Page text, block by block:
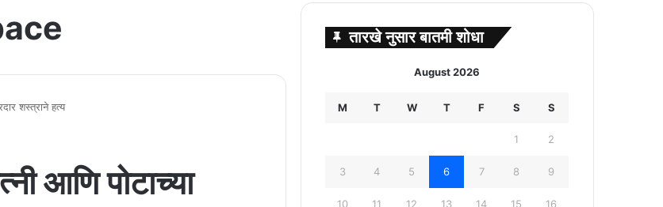
शस्त्राने हत्य
आणि पोटाच्या
तारखे नुसार बातमी शोधा
August 2026
M T W T F S S
1 2
3 4 5 6 7 8 9
10 11 12 13 14 15 16